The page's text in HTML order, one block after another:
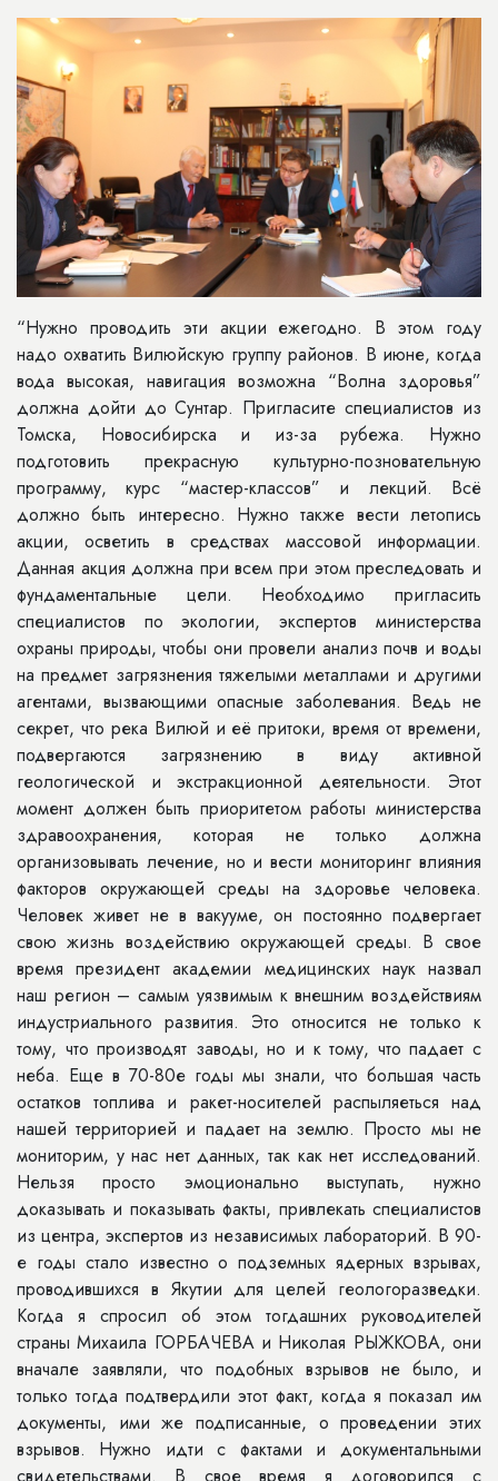
“Нужно проводить эти акции ежегодно. В этом году
надо охватить Вилюйскую группу районов. В июне, когда
вода высокая, навигация возможна “Волна здоровья”
должна дойти до Сунтар. Пригласите специалистов из
Томска, Новосибирска и из-за рубежа. Нужно
подготовить прекрасную культурно-позновательную
программу, курс “мастер-классов” и лекций. Всё
должно быть интересно. Нужно также вести летопись
акции, осветить в средствах массовой информации.
Данная акция должна при всем при этом преследовать и
фундаментальные цели. Необходимо пригласить
специалистов по экологии, экспертов министерства
охраны природы, чтобы они провели анализ почв и воды
на предмет загрязнения тяжелыми металлами и другими
агентами, вызвающими опасные заболевания. Ведь не
секрет, что река Вилюй и её притоки, время от времени,
подвергаются загрязнению в виду активной
геологической и экстракционной деятельности. Этот
момент должен быть приоритетом работы министерства
здравоохранения, которая не только должна
организовывать лечение, но и вести мониторинг влияния
факторов окружающей среды на здоровье человека.
Человек живет не в вакууме, он постоянно подвергает
свою жизнь воздействию окружающей среды. В свое
время президент академии медицинских наук назвал
наш регион – самым уязвимым к внешним воздействиям
индустриального развития. Это относится не только к
тому, что производят заводы, но и к тому, что падает с
неба. Еще в 70-80е годы мы знали, что большая часть
остатков топлива и ракет-носителей распыляеться над
нашей территорией и падает на землю. Просто мы не
мониторим, у нас нет данных, так как нет исследований.
Нельзя просто эмоционально выступать, нужно
доказывать и показывать факты, привлекать специалистов
из центра, экспертов из независимых лабораторий. В 90-
е годы стало известно о подземных ядерных взрывах,
проводившихся в Якутии для целей геологоразведки.
Когда я спросил об этом тогдашних руководителей
страны Михаила ГОРБАЧЕВА и Николая РЫЖКОВА, они
вначале заявляли, что подобных взрывов не было, и
только тогда подтвердили этот факт, когда я показал им
документы, ими же подписанные, о проведении этих
взрывов. Нужно идти с фактами и документальными